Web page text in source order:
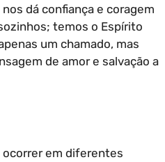
dá confiança e coragem
temos o Espírito
um chamado, mas
de amor e salvação a
ocorrer em diferentes